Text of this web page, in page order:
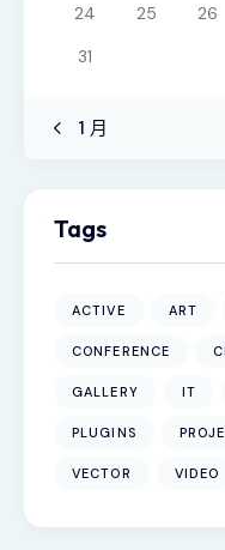
24
25 26
31
« 1 月
Tags
ACTIVE ART
CONFERENCE
GALLERY IT
PLUGINS
VECTOR VIDEO